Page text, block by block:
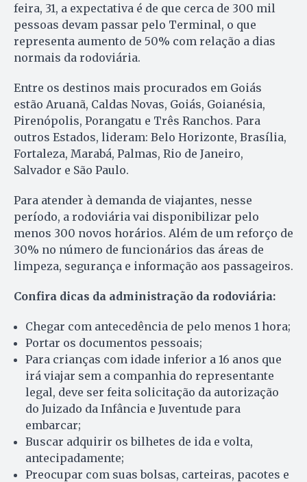
feira, 31, a expectativa é de que cerca de 300 mil
pessoas devam passar pelo Terminal, o que
representa aumento de 50% com relação a dias
normais da rodoviária.
Entre os destinos mais procurados em Goiás
estão Aruanã, Caldas Novas, Goiás, Goianésia,
Pirenópolis, Porangatu e Três Ranchos. Para
outros Estados, lideram: Belo Horizonte, Brasília,
Fortaleza, Marabá, Palmas, Rio de Janeiro,
Salvador e São Paulo.
Para atender à demanda de viajantes, nesse
período, a rodoviária vai disponibilizar pelo
menos 300 novos horários. Além de um reforço de
30% no número de funcionários das áreas de
limpeza, segurança e informação aos passageiros.
Confira dicas da administração da rodoviária:
Chegar com antecedência de pelo menos 1 hora;
Portar os documentos pessoais;
Para crianças com idade inferior a 16 anos que
irá viajar sem a companhia do representante
legal, deve ser feita solicitação da autorização
do Juizado da Infância e Juventude para
embarcar;
Buscar adquirir os bilhetes de ida e volta,
antecipadamente;
Preocupar com suas bolsas, carteiras, pacotes e